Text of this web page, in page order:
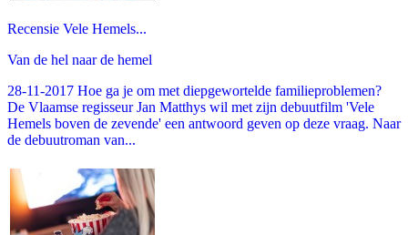
Recensie Vele Hemels...
Van de hel naar de hemel
28-11-2017 Hoe ga je om met diepgewortelde familieproblemen?
De Vlaamse regisseur Jan Matthys wil met zijn debuutfilm 'Vele
Hemels boven de zevende' een antwoord geven op deze vraag. Naar
de debuutroman van...